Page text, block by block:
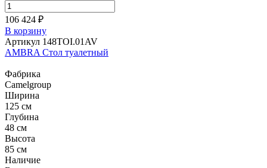
106 424 ₽
В корзину
Артикул 148TOI.01AV
AMBRA Стол туалетный
Фабрика
Camelgroup
Ширина
125 см
Глубина
48 см
Высота
85 см
Наличие